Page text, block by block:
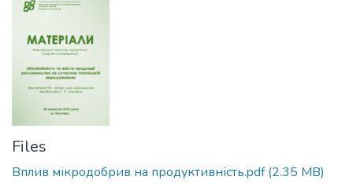
Files
Вплив мікродобрив на продуктивність.pdf(2.35 MB)